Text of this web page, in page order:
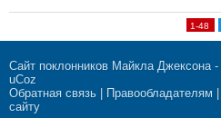
1-48
Сайт поклонников Майкла Джексона-
uCoz
Обратная связь
Правообладателям
сайту